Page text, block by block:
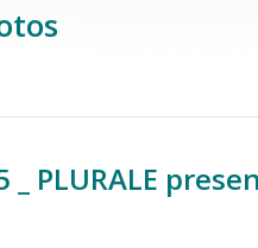
_ PLURALE